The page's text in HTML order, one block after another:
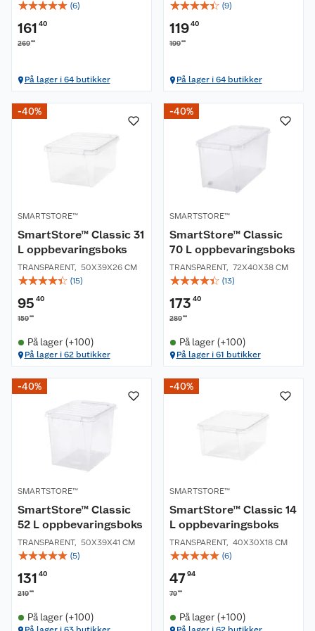
☆☆☆☆☆ (6)
161 40
26900
På lager i 64 butikker
☆☆☆☆☆ (9)
11940
19900
På lager i 64 butikker
-40%
SMARTSTORE™
SmartStore™ Classic 31
L oppbevaringsboks
TRANSPARENT, 50X39X26 CM
☆☆☆☆☆ (15)
95 40
15900
På lager (+100)
På lager i 62 butikker
-40%
SMARTSTORE™
SmartStore™ Classic
70 L oppbevaringsboks
TRANSPARENT, 72X40X38 CM
☆☆☆☆☆ (13)
173 40
28900
På lager (+100)
På lager i 61 butikker
-40%
SMARTSTORE™
SmartStore™ Classic
52 L oppbevaringsboks
TRANSPARENT, 50X39X41 CM
☆☆☆☆☆ (5)
131 40
21900
På lager (+100)
-40%
SMARTSTORE™
SmartStore™ Classic 14
L oppbevaringsboks
TRANSPARENT, 40X30X18 CM
☆☆☆☆☆ (6)
4794
7990
På lager (+100)